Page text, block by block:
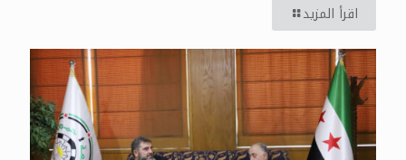
اقرأ المزيد